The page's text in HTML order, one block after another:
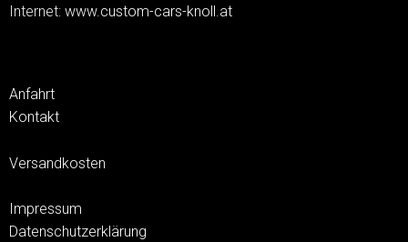
Internet: www.custom-cars-knoll.at
Anfahrt
Kontakt
Versandkosten
Impressum
Datenschutzerklärung